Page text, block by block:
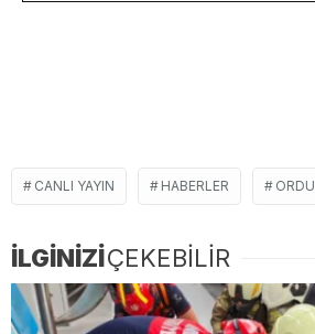
CANLI YAYIN HABERLER ORDU
İLGİNİZİÇEKEBİLİR